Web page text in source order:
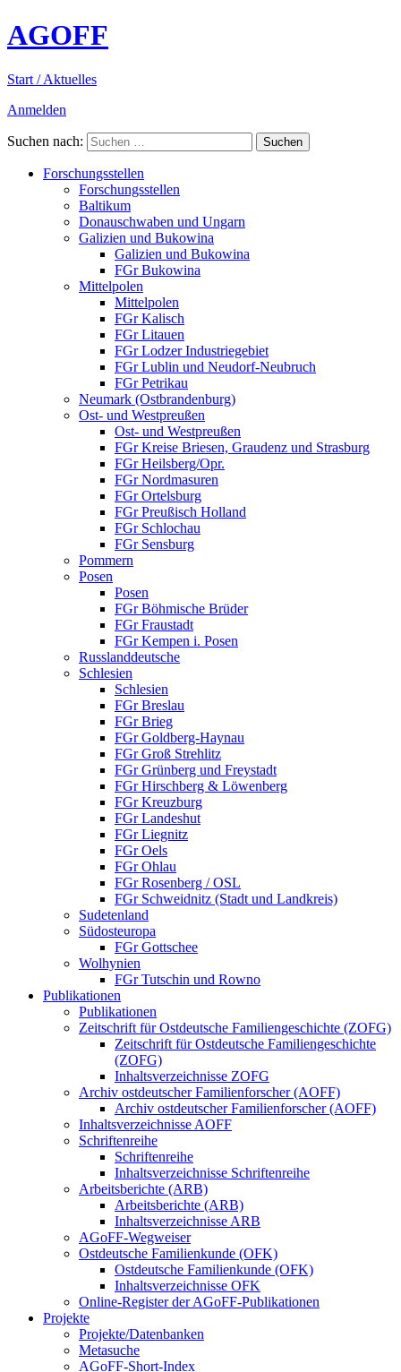
AGOFF
Start / Aktuelles
Anmelden
Suchen nach:
Forschungsstellen
Forschungsstellen
Baltikum
Donauschwaben und Ungarn
Galizien und Bukowina
Galizien und Bukowina
FGr Bukowina
Mittelpolen
Mittelpolen
FGr Kalisch
FGr Litauen
FGr Lodzer Industriegebiet
FGr Lublin und Neudorf-Neubruch
FGr Petrikau
Neumark (Ostbrandenburg)
Ost- und Westpreußen
Ost- und Westpreußen
FGr Kreise Briesen, Graudenz und Strasburg
FGr Heilsberg/Opr.
FGr Nordmasuren
FGr Ortelsburg
FGr Preußisch Holland
FGr Schlochau
FGr Sensburg
Pommern
Posen
Posen
FGr Böhmische Brüder
FGr Fraustadt
FGr Kempen i. Posen
Russlanddeutsche
Schlesien
Schlesien
FGr Breslau
FGr Brieg
FGr Goldberg-Haynau
FGr Groß Strehlitz
FGr Grünberg und Freystadt
FGr Hirschberg & Löwenberg
FGr Kreuzburg
FGr Landeshut
FGr Liegnitz
FGr Oels
FGr Ohlau
FGr Rosenberg / OSL
FGr Schweidnitz (Stadt und Landkreis)
Sudetenland
Südosteuropa
FGr Gottschee
Wolhynien
FGr Tutschin und Rowno
Publikationen
Publikationen
Zeitschrift für Ostdeutsche Familiengeschichte (ZOFG)
Zeitschrift für Ostdeutsche Familiengeschichte
(ZOFG)
Inhaltsverzeichnisse ZOFG
Archiv ostdeutscher Familienforscher (AOFF)
Archiv ostdeutscher Familienforscher (AOFF)
Inhaltsverzeichnisse AOFF
Schriftenreihe
Schriftenreihe
Inhaltsverzeichnisse Schriftenreihe
Arbeitsberichte (ARB)
Arbeitsberichte (ARB)
Inhaltsverzeichnisse ARB
AGoFF-Wegweiser
Ostdeutsche Familienkunde (OFK)
Ostdeutsche Familienkunde (OFK)
Inhaltsverzeichnisse OFK
Online-Register der AGoFF-Publikationen
Projekte
Projekte/Datenbanken
Metasuche
AGoFF-Short-Index